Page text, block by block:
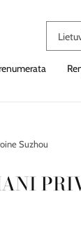
Suzhou